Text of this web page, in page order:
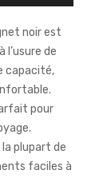
noir est
de
capacité,
pour
plupart de
faciles à